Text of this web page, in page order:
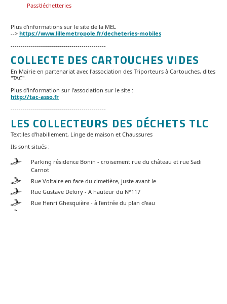
Pass'déchetteries
Plus d'informations sur le site de la MEL
--> https://www.lillemetropole.fr/decheteries-mobiles
-----------------------------------------------
COLLECTE DES CARTOUCHES VIDES
En Mairie en partenariat avec l'association des Triporteurs à Cartouches, dites
"TAC".
Plus d'information sur l'association sur le site :
http://tac-asso.fr
-----------------------------------------------
LES COLLECTEURS DES DÉCHETS TLC
Textiles d'habillement, Linge de maison et Chaussures
Ils sont situés :
Parking résidence Bonin - croisement rue du château et rue Sadi
Carnot
Rue Voltaire en face du cimetière, juste avant le
Rue Gustave Delory - A hauteur du N°117
Rue Henri Ghesquière - à l'entrée du plan d'eau